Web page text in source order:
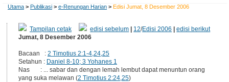
Utama > Publikasi > e-Renungan Harian > Edisi Jumat, 8 Desember 2006
Tampilan cetak edisi sebelum 12/Edisi 2006 |edisi berikut
Jumat, 8 Desember 2006
Bacaan : 2 Timotius 2:1-4,24,25
Setahun : Daniel 8-10; 3 Yohanes 1
Nas : ... sabar dan dengan lemah lembut dapat menuntun orang
yang suka melawan (2 Timotius 2:24,25)